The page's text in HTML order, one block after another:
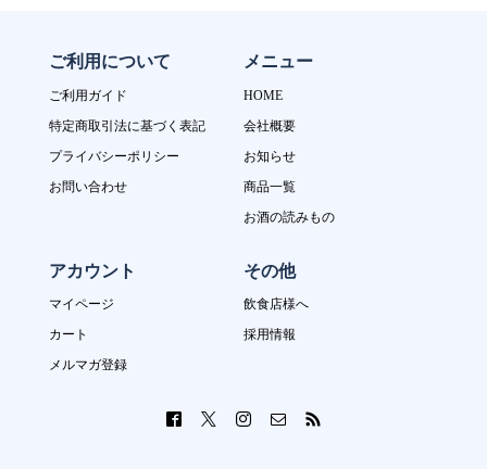
ご利用について
ご利用ガイド
特定商取引法に基づく表記
プライバシーポリシー
お問い合わせ
メニュー
HOME
会社概要
お知らせ
商品一覧
お酒の読みもの
アカウント
マイページ
カート
メルマガ登録
その他
飲食店様へ
採用情報